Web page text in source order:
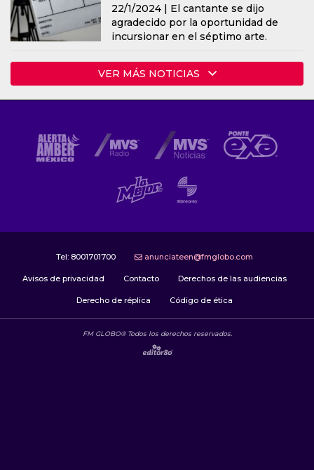
22/1/2024 | El cantante se dijo
agradecido por la oportunidad de
incursionar en el séptimo arte.
VER MÁS NOTICIAS
Tel: 8001701700 anunciateen@fmglobo.com
Avisos de privacidad Contacto Derechos de las audiencias
Derecho de réplica Código de ética
FM GLOBO® Todos los derechos reservados.